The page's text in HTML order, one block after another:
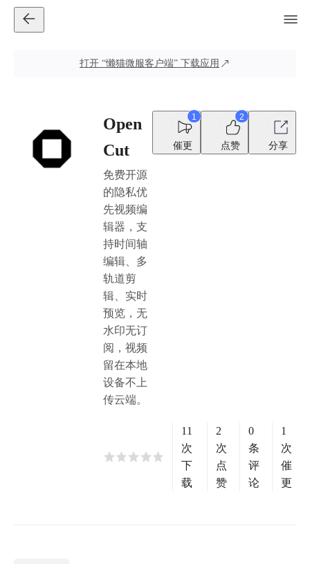
打开 “懒猫微服客户端” 下载应用
Open
Cut
免费开源
的隐私优
先视频编
辑器，支
持时间轴
编辑、多
轨道剪
辑、实时
预览，无
水印无订
阅，视频
留在本地
设备不上
传云端。
1
催更
2
点赞 分享
11
次
下
载
2
次
点
赞
0
条
评
论
1
次
催
更